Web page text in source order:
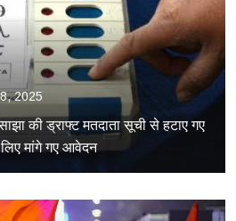
2025
की ड्राफ्ट मतदाता सूची से हटाए गए
मांगे गए आवेदन